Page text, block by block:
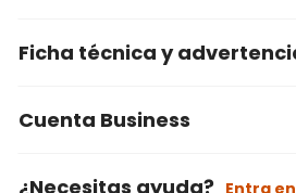
Ficha técnica y
Cuenta Business
¿Necesitas ayuda? Entra